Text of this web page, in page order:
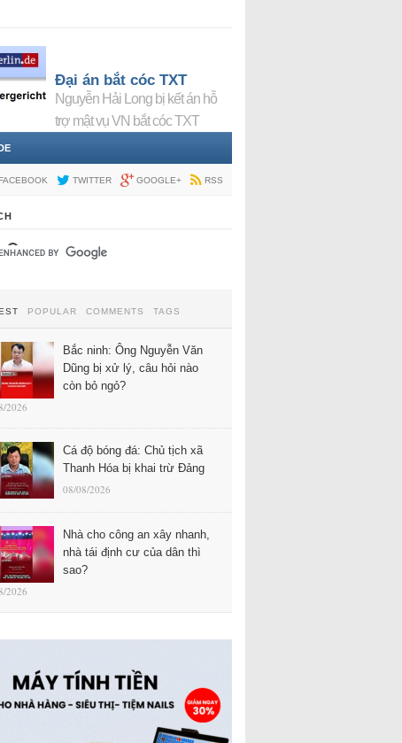
Đại án bắt cóc TXT
Nguyễn Hải Long bị kết án hỗ
trợ mật vụ VN bắt cóc TXT
FACEBOOK TWITTER GOOGLE+ RSS
POPULAR COMMENTS TAGS
Bắc ninh: Ông Nguyễn Văn
Dũng bị xử lý, câu hỏi nào
còn bỏ ngỏ?
2026
Cá độ bóng đá: Chủ tịch xã
Thanh Hóa bị khai trừ Đảng
08/08/2026
Nhà cho công an xây nhanh,
nhà tái định cư của dân thì
sao?
2026